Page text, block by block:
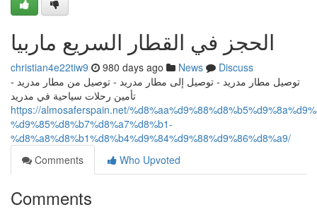
الحجز في القطار السريع ماربيا
christian4e22tiw9 980 days ago News
Discuss
توصيل مطار مدريد - توصيل إلى مطار مدريد - توصيل من مطار مدريد -
تأمين رحلات سياحية في مدريد
https://almosaferspain.net/
%d9%85%d8%b7%d8%a7%d8%b1-
%d8%a8%d8%b1%d8%b4%d9%84%d9%88%d9%86%d8%a9/
Comments
Who Upvoted
Comments